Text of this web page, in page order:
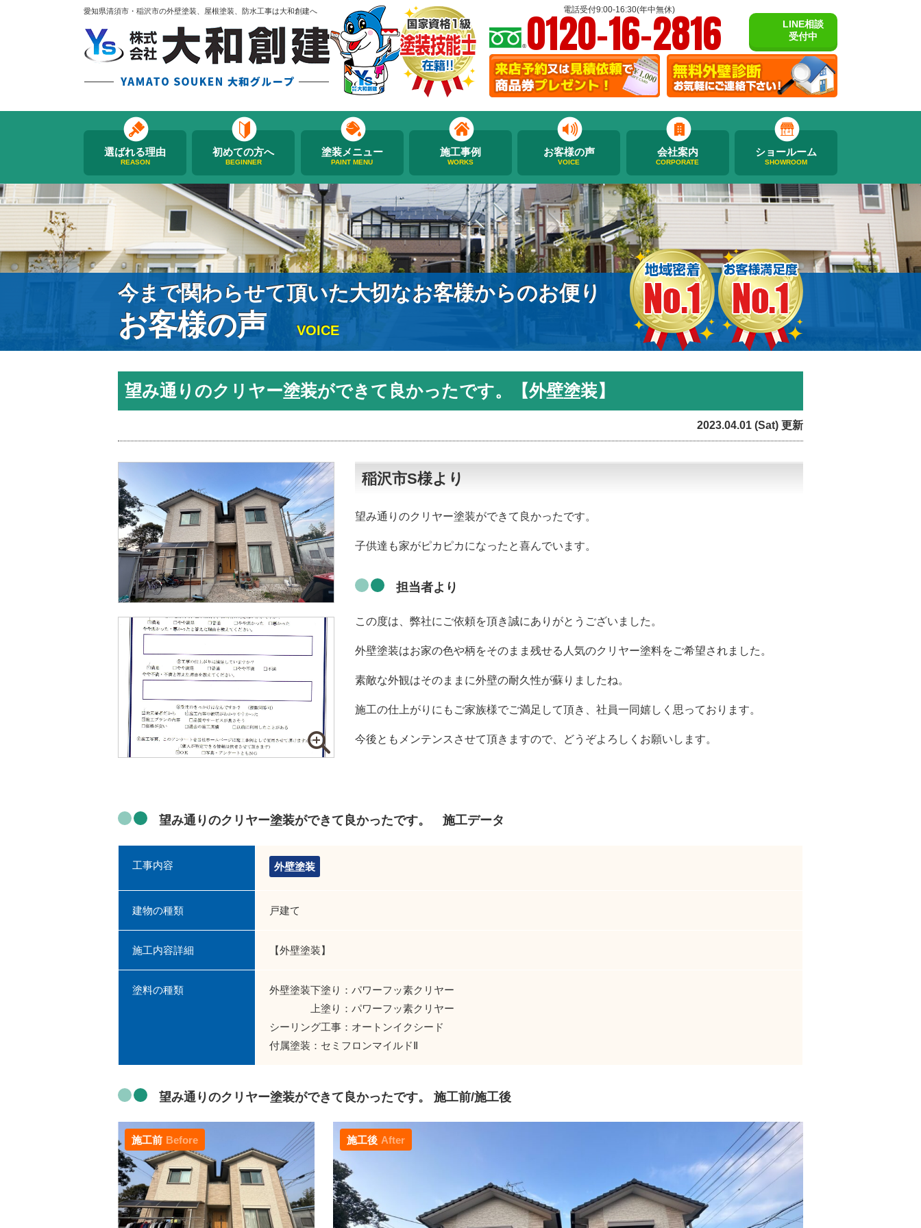
愛知県清須市・稲沢市の外壁塗装、屋根塗装、防水工事は大和創建へ 電話受付9:00-16:30(年中無休)
0120-16-2816
LINE相談
受付中
選ばれる理由
REASON
初めての方へ
BEGINNER
塗装メニュー
PAINT MENU
施工事例
WORKS
お客様の声
VOICE
会社案内
CORPORATE
ショールーム
SHOWROOM
今まで関わらせて頂いた大切なお客様からのお便り
お客様の声 VOICE
望み通りのクリヤー塗装ができて良かったです。【外壁塗装】
2023.04.01 (Sat) 更新
稲沢市S様より
望み通りのクリヤー塗装ができて良かったです。
子供達も家がピカピカになったと喜んでいます。
担当者より
この度は、弊社にご依頼を頂き誠にありがとうございました。
外壁塗装はお家の色や柄をそのまま残せる人気のクリヤー塗料をご希望されました。
素敵な外観はそのままに外壁の耐久性が蘇りましたね。
施工の仕上がりにもご家族様でご満足して頂き、社員一同嬉しく思っております。
今後ともメンテンスさせて頂きますので、どうぞよろしくお願いします。
望み通りのクリヤー塗装ができて良かったです。 施工データ
工事内容 外壁塗装
建物の種類 戸建て
施工内容詳細 【外壁塗装】
塗料の種類
外壁塗装下塗り：パワーフッ素クリヤー
上塗り：パワーフッ素クリヤー
シーリング工事：オートンイクシード
付属塗装：セミフロンマイルドⅡ
望み通りのクリヤー塗装ができて良かったです。 施工前/施工後
施工後 After
施工前 Before